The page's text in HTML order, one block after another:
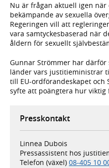
Nu är frågan aktuell igen
bekämpande av sexuella
Regeringen vill att
vara samtyckesbaserad när
åldern för sexuellt
Gunnar Strömmer har
länder vars justitieministrar
till EU-ordförandeskapet och
syfte att poängtera hur viktig
Presskontakt
Linnea Dubois
Pressassistent hos
Telefon (växel) 08-405 10